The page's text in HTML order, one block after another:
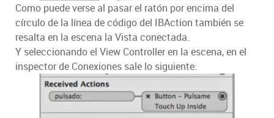
Como puede verse al pasar el ratón por encima del
círculo de la línea de código del IBAction también se
resalta en la escena la Vista conectada.
Y seleccionando el View Controller en la escena, en el
inspector de Conexiones sale lo siguiente: